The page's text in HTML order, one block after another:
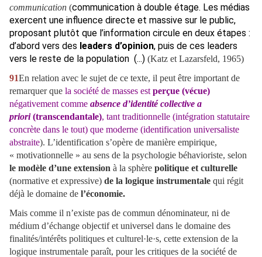
communication (communication à double étage. Les médias
exercent une influence directe et massive sur le public,
proposant plutôt que l’information circule en deux étapes :
d’abord vers des leaders d’opinion, puis de ces leaders
vers le reste de la population (...) (Katz et Lazarsfeld, 1965)
91En relation avec le sujet de ce texte, il peut être important de
remarquer que la société de masses est perçue (vécue)
négativement comme absence d’identité collective a
priori(transcendantale), tant traditionnelle (intégration statutaire
concrète dans le tout) que moderne (identification universaliste
abstraite). L’identification s’opère de manière empirique,
« motivationnelle » au sens de la psychologie béhavioriste, selon
le modèle d’une extension à la sphère politique et culturelle
(normative et expressive) de la logique instrumentale qui régit
déjà le domaine de l’économie.
Mais comme il n’existe pas de commun dénominateur, ni de
médium d’échange objectif et universel dans le domaine des
finalités/intérêts politiques et culturel·le·s, cette extension de la
logique instrumentale paraît, pour les critiques de la société de